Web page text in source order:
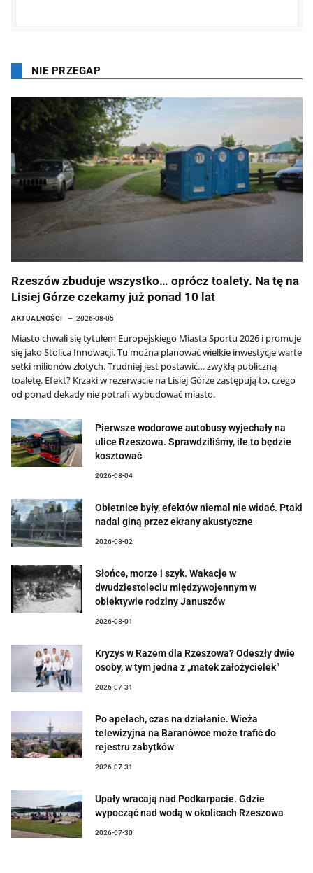
NIE PRZEGAP
Rzeszów zbuduje wszystko… oprócz toalety. Na tę na
Lisiej Górze czekamy już ponad 10 lat
AKTUALNOŚCI 2026-08-05
Miasto chwali się tytułem Europejskiego Miasta Sportu 2026 i promuje
się jako Stolica Innowacji. Tu można planować wielkie inwestycje warte
setki milionów złotych. Trudniej jest postawić… zwykłą publiczną
toaletę. Efekt? Krzaki w rezerwacie na Lisiej Górze zastępują to, czego
od ponad dekady nie potrafi wybudować miasto.
Pierwsze wodorowe autobusy wyjechały na
ulice Rzeszowa. Sprawdziliśmy, ile to będzie
kosztować
2026-08-04
Obietnice były, efektów niemal nie widać. Ptaki
nadal giną przez ekrany akustyczne
2026-08-02
Słońce, morze i szyk. Wakacje w
dwudziestoleciu międzywojennym w
obiektywie rodziny Januszów
2026-08-01
Kryzys w Razem dla Rzeszowa? Odeszły dwie
osoby, w tym jedna z „matek założycielek”
2026-07-31
Po apelach, czas na działanie. Wieża
telewizyjna na Baranówce może trafić do
rejestru zabytków
2026-07-31
Upały wracają nad Podkarpacie. Gdzie
wypocząć nad wodą w okolicach Rzeszowa
2026-07-30